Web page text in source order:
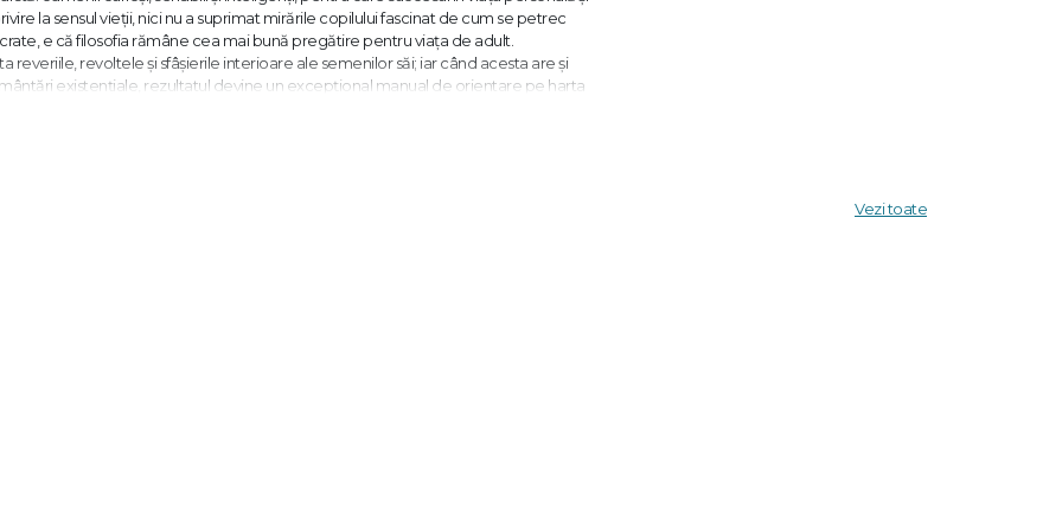
la sensul vieţii, nici nu a suprimat mirările copilului fascinat de cum se petrec
e că filosofia rămâne cea mai bună pregătire pentru viaţa de adult.
revoltele şi sfâşierile interioare ale semenilor săi; iar când acesta are şi
existenţiale, rezultatul devine un excepţional manual de orientare pe harta
dintre acești cercetători neîmpăcați ai condiției umane. O carte care îţi
ca să atingă sau să obțină fericirea? Simpla mișcare a membrelor, plimbarea,
Omul nu are doar corp, spune Aristotel, ci și rațiune sau minte, cum am
cu virtuțile și să evite acțiunile rele sau vicioase. De unde decurge, foarte
sufletului în acord cu virtutea!
virtuos."
de Filosofie a Universității din București unde predă Introducere în filosofie,
Trei istorii metafizice pentru insomniaci, apărută la Editura Trei în 2017, abordează
realitatea lumii exterioare și temeiul existenței ca totalitate.
Vezi toate